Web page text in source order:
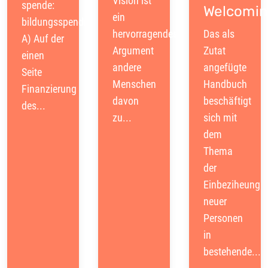
spende:
bildungsspender
A) Auf der
einen
Seite
Finanzierung
des...
ein
hervorragendes
Argument
andere
Menschen
davon
zu...
Das als
Zutat
angefügte
Handbuch
beschäftigt
sich mit
dem
Thema
der
Einbeziheung
neuer
Personen
in
bestehende...